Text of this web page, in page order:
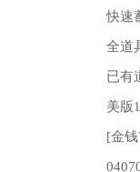
快速蓄
全道具
已有道
美版
[金钱